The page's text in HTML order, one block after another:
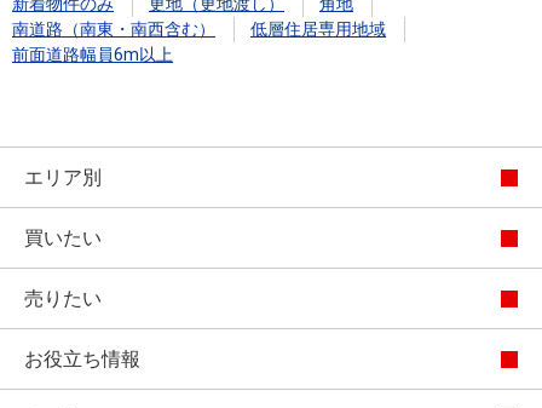
南道路（南東・南西含む）
低層住居専用地域
前面道路幅員6m以上
エリア別
買いたい
売りたい
お役立ち情報